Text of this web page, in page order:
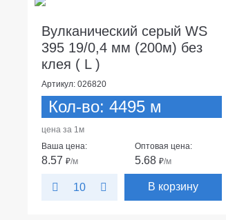
Вулканический серый WS
395 19/0,4 мм (200м) без
клея ( L )
Артикул: 026820
Кол-во: 4495 м
цена за 1м
Ваша цена:
8.57 ₽/м
Оптовая цена:
5.68₽/м
10 В корзину